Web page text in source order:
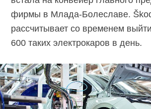
фирмы в Млада-Болеславе.
рассчитывает со временем
600 таких электрокаров в день.